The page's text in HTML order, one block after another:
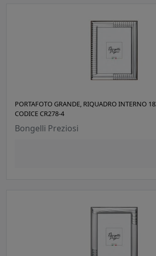
PORTAFOTO GRANDE, RIQUADRO INTERNO
CODICE CR278-4
Bongelli Preziosi